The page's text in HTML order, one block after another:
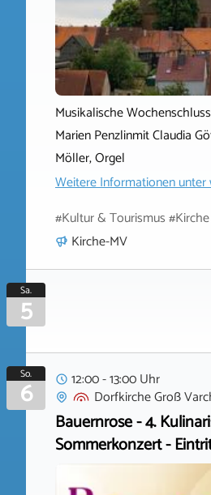
Musikalische
Marien Penzlinmit Claudia
Möller, Orgel
Weitere Informationen unter
#Kultur & Tourismus
Kirche-MV
Sa.
5
So.
6
12:00 - 13:00 Uhr
Dorfkirche Groß
Bauernrose - 4.
Sommerkonzert -